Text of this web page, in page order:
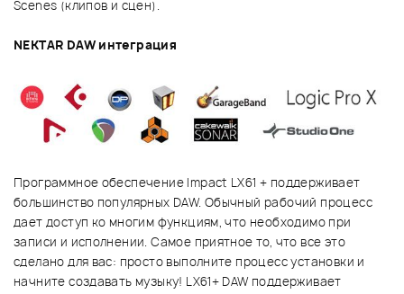
Scenes (клипов и сцен).
NEKTAR DAW интеграция
Программное обеспечение Impact LX61 + поддерживает
большинство популярных DAW. Обычный рабочий процесс
дает доступ ко многим функциям, что необходимо при
записи и исполнении. Самое приятное то, что все это
сделано для вас: просто выполните процесс установки и
начните создавать музыку! LX61+ DAW поддерживает